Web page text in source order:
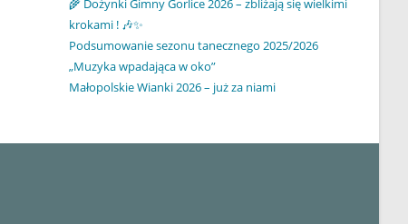
🌾 Dożynki Gimny Gorlice 2026 – zbliżają się wielkimi
krokami ! 🎶✨
Podsumowanie sezonu tanecznego 2025/2026
„Muzyka wpadająca w oko”
Małopolskie Wianki 2026 – już za niami